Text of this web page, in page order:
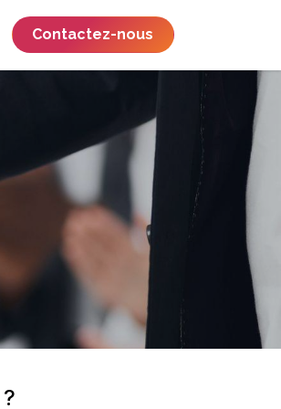
​​​​​​​​​​​​​​​​Contactez-nous
?